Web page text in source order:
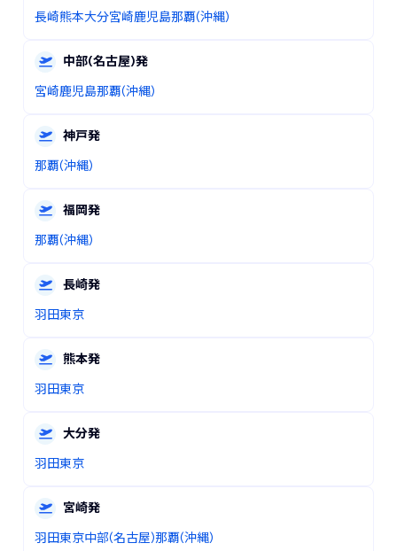
長崎熊本大分宮崎鹿児島那覇(沖縄)
中部(名古屋)発
宮崎鹿児島那覇(沖縄)
神戸発
那覇(沖縄)
福岡発
那覇(沖縄)
長崎発
羽田東京
熊本発
羽田東京
大分発
羽田東京
宮崎発
羽田東京中部(名古屋)那覇(沖縄)